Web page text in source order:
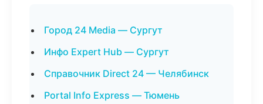
Город 24 Media — Сургут
Инфо Expert Hub — Сургут
Справочник Direct 24 — Челябинск
Portal Info Express — Тюмень